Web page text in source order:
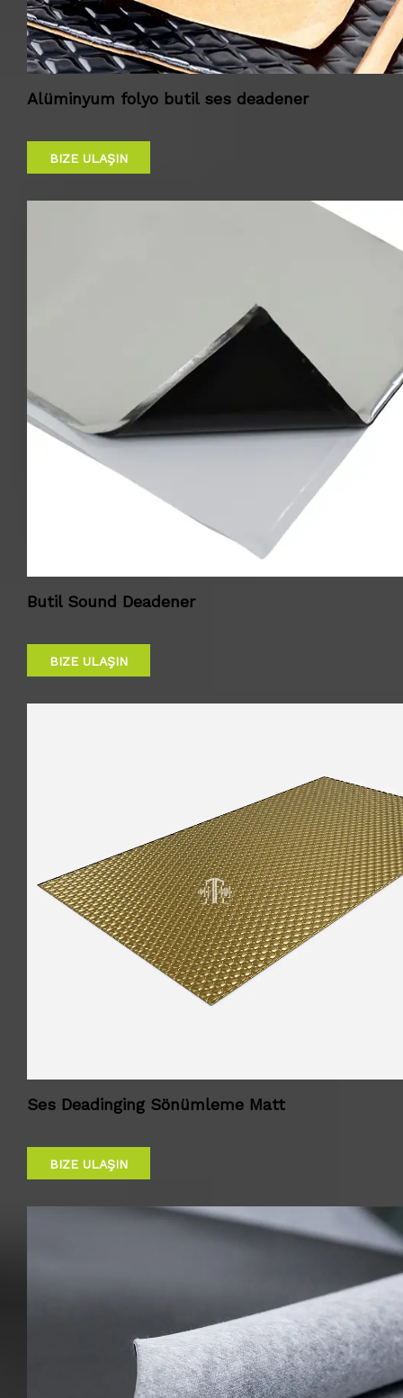
Alüminyum folyo butil ses deadener
BIZE ULAŞIN
Butil Sound Deadener
BIZE ULAŞIN
Ses Deadinging Sönümleme Matt
BIZE ULAŞIN